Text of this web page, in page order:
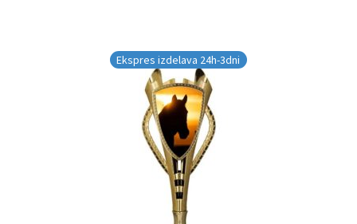
Ekspres izdelava 24h-3dni